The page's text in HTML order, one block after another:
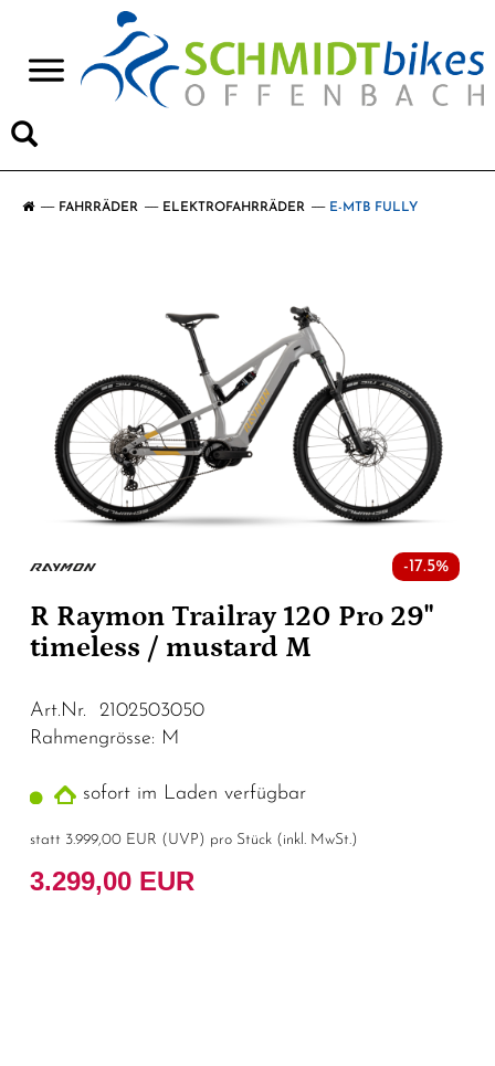
FAHRRÄDER ELEKTROFAHRRÄDER E-MTB FULLY
-17.5%
R Raymon Trailray 120 Pro 29"
timeless / mustard M
Art.Nr. 2102503050
Rahmengrösse: M
sofort im Laden verfügbar
statt 3.999,00 EUR ( UVP ) pro Stück (inkl. MwSt.)
3.299,00 EUR